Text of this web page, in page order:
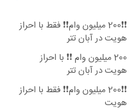
❗❗200 میلیون وام❗❗ فقط با احراز
هویت در آبان تتر
200 میلیون وام ❗❗ با احراز
هویت در آبان تتر
❗❗200 میلیون وام❗❗ فقط با احراز
هویت